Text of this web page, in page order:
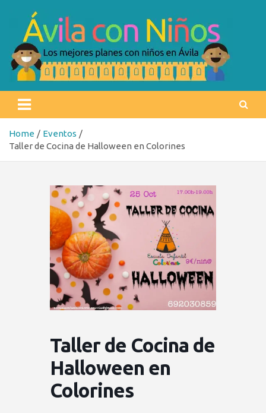
content
Ávila con niños
Home
Eventos
Taller de Cocina de Halloween en Colorines
Taller de Cocina de
Halloween en
Colorines